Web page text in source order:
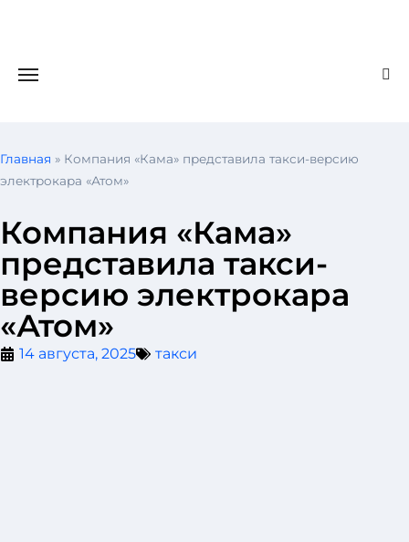
Главная » Компания «Кама» представила такси-версию
электрокара «Атом»
Компания «Кама»
представила такси-
версию электрокара
«Атом»
14 августа, 2025 такси